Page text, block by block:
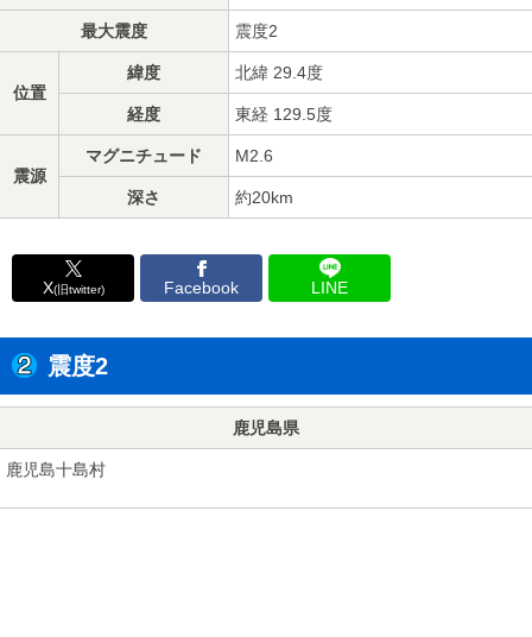
最大震度 震度2
位置
緯度 北緯 29.4度
経度 東経 129.5度
震源
マグニチュード M2.6
深さ 約20km
X(旧twitter) Facebook LINE
震度2
鹿児島県
鹿児島十島村